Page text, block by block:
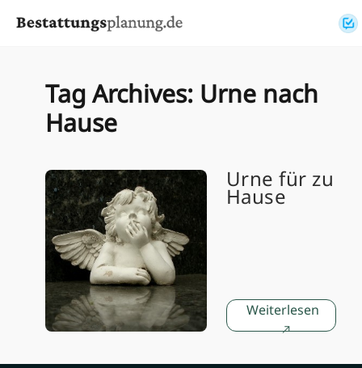
Tag Archives: Urne nach
Hause
Urne für zu
Hause
Weiterlesen